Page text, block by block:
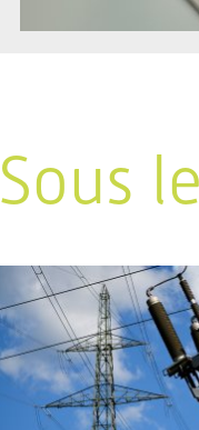
Sous